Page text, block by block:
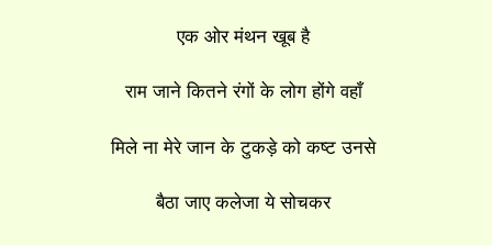
एक ओर मंथन खूब है
राम जाने कितने रंगों के लोग होंगे वहाँ
मिले ना मेरे जान के टुकड़े को कष्ट उनसे
बैठा जाए कलेजा ये सोचकर